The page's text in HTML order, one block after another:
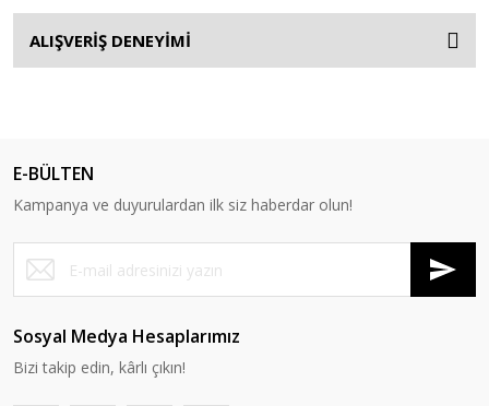
ALIŞVERİŞ DENEYİMİ
E-BÜLTEN
Kampanya ve duyurulardan ilk siz haberdar olun!
Sosyal Medya Hesaplarımız
Bizi takip edin, kârlı çıkın!